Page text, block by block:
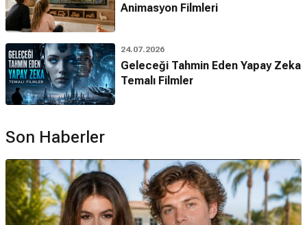
Animasyon Filmleri
24.07.2026
Geleceği Tahmin Eden Yapay Zeka
Temalı Filmler
Son Haberler